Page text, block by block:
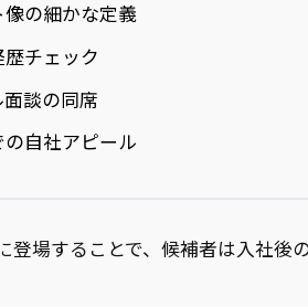
の細かな定義
チェック
談の同席
自社アピール
登場することで、候補者は入社後